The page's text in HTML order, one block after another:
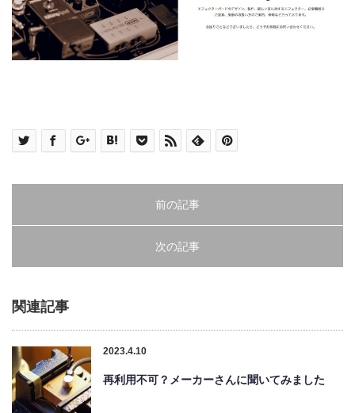
前の記事
次の記事
関連記事
2023.4.10
再利用不可？メーカーさんに聞いてみました